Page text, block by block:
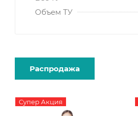
Объем ТУ
Распродажа
Супер Акция